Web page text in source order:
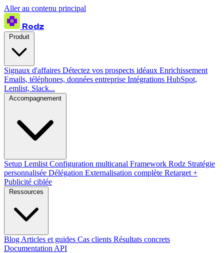
Aller au contenu principal
Rodz
Signaux d'affaires Détectez vos prospects idéaux Enrichissement
Emails, téléphones, données entreprise Intégrations HubSpot,
Lemlist, Slack...
Setup Lemlist Configuration multicanal Framework Rodz Stratégie
personnalisée Délégation Externalisation complète Retarget +
Publicité ciblée
Blog Articles et guides Cas clients Résultats concrets
Documentation API